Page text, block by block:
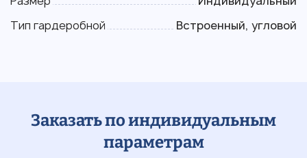
Тип гардеробной
Встроенный, угловой
Заказать по индивидуальным
параметрам